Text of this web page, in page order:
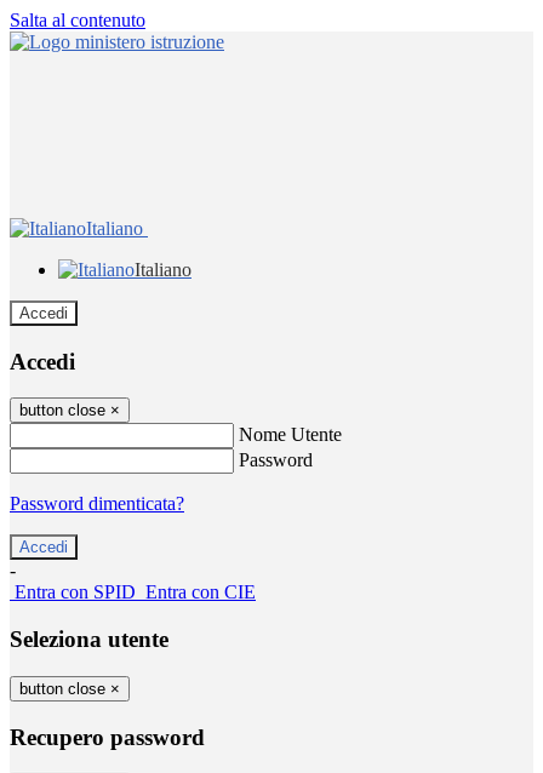
Salta al contenuto
Italiano
Italiano
Accedi
Accedi
button close ×
Nome Utente
Password
Password dimenticata?
-
Entra con SPID Entra con CIE
Seleziona utente
button close ×
Recupero password